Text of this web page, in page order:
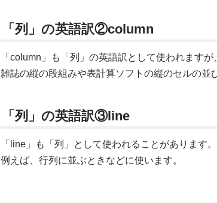
「列」の英語訳②column
「column」も「列」の英語訳として使われます
雑誌の縦の段組みや表計算ソフトの縦のセルの並
「列」の英語訳③line
「line」も「列」として使われることがあります
例えば、行列に並ぶときなどに使います。